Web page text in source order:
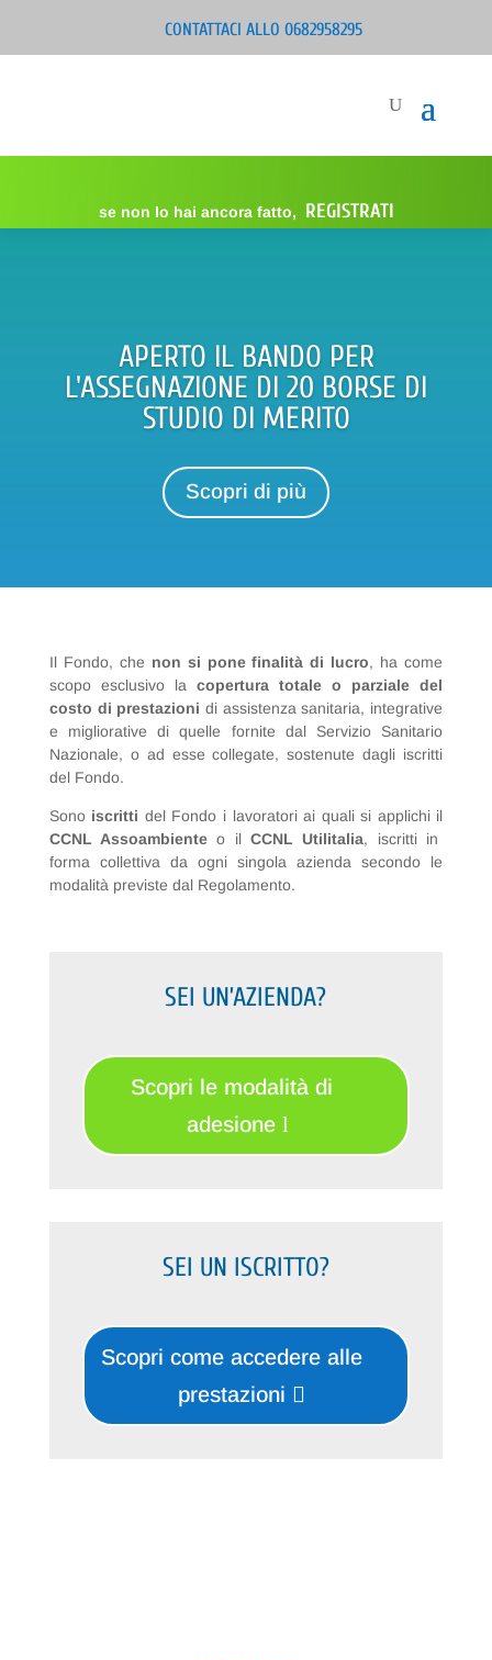
CONTATTACI ALLO 0682958295
se non lo hai ancora fatto, REGISTRATI
APERTO IL BANDO PER
L'ASSEGNAZIONE DI 20 BORSE DI
STUDIO DI MERITO
Scopri di più
Il Fondo, che non si pone finalità di lucro, ha come
scopo esclusivo la copertura totale o parziale del
costo di prestazioni di assistenza sanitaria, integrative
e migliorative di quelle fornite dal Servizio Sanitario
Nazionale, o ad esse collegate, sostenute dagli iscritti
del Fondo.
Sono iscritti del Fondo i lavoratori ai quali si applichi il
CCNL Assoambiente o ilCCNL Utilitalia, iscritti in
forma collettiva da ogni singola azienda secondo le
modalità previste dal Regolamento.
SEI UN’AZIENDA?
Scopri le modalità di
adesione
SEI UN ISCRITTO?
Scopri come accedere alle
prestazioni